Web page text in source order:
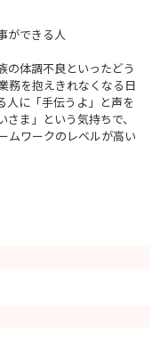
ができる人
の体調不良といったどう
務を抱えきれなくなる日
人に「手伝うよ」と声を
ま」という気持ちで、
ムワークのレベルが高い